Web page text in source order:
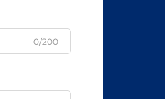
0/200